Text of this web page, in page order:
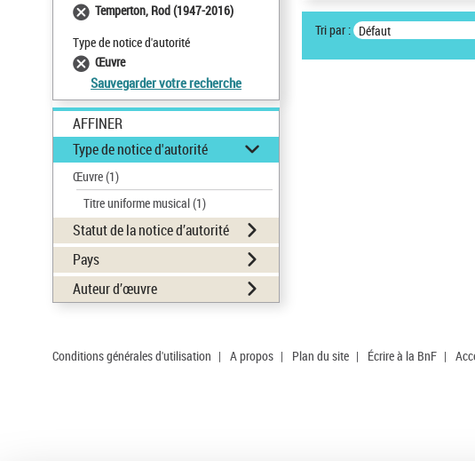
Temperton, Rod (1947-2016)
Type de notice d'autorité
Œuvre
Sauvegarder votre recherche
AFFINER
Type de notice d'autorité
Œuvre(1)
Titre uniforme musical(1)
Statut de la notice d’autorité
Pays
Auteur d’œuvre
Tri par : Défaut
Conditions générales d'utilisation | A propos | Plan du site | Écrire à la BnF |